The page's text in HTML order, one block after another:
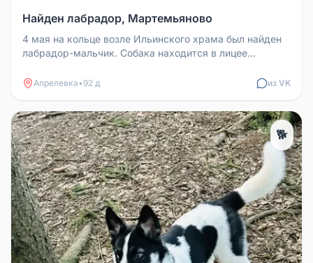
Найден лабрадор, Мартемьяново
4 мая на кольце возле Ильинского храма был найден
лабрадор-мальчик. Собака находится в лицее
Апрелевка• 92 д из VK
🐕